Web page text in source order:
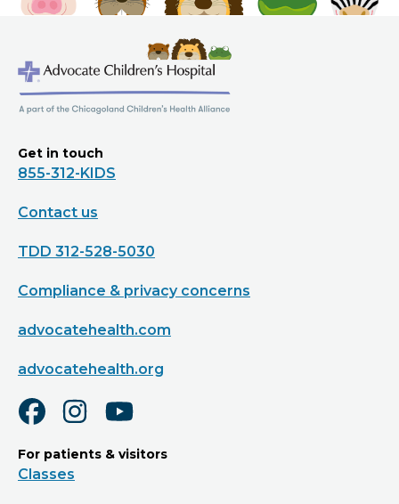
Get in touch
855-312-KIDS
Contact us
TDD 312-528-5030
Compliance & privacy concerns
advocatehealth.com
advocatehealth.org
For patients & visitors
Classes